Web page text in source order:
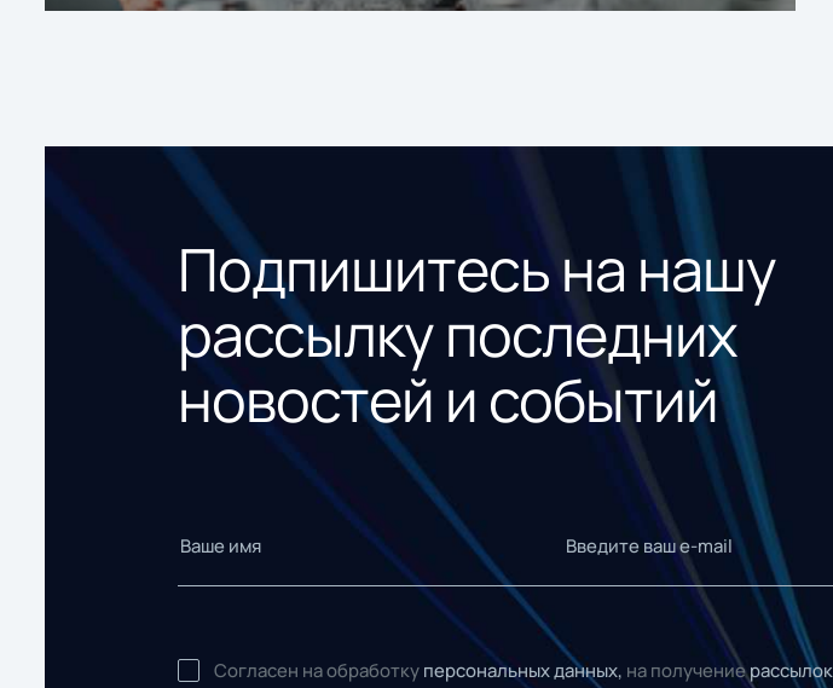
Подпишитесь на нашу
рассылку последних
новостей и событий
Согласен на обработку персональных данных, на получениерассылок